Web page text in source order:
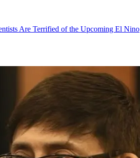
Are Terrified of the Upcoming El Nino